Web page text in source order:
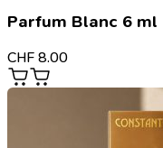
Parfum Blanc 6 ml
CHF 8.00